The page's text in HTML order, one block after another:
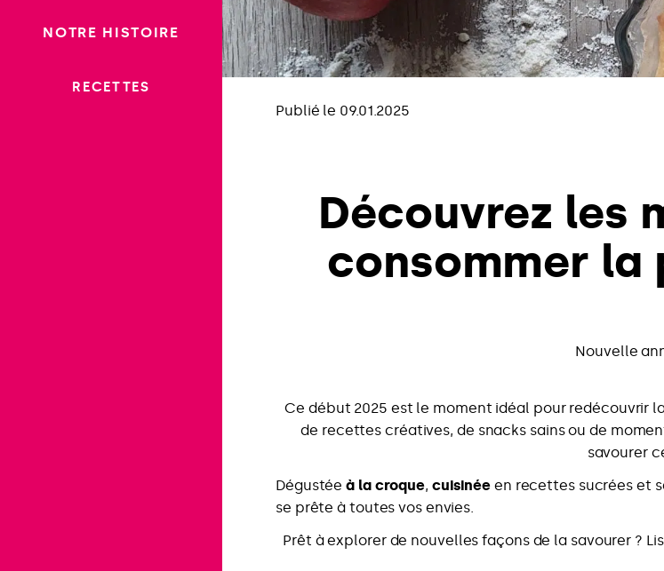
NOTRE HISTOIRE
RECETTES
Publié le 09.01.2025
Découvrez les
consommer la
Nouvelle
Ce début 2025 est le moment idéal pour redécouvrir
de recettes créatives, de snacks sains ou de
savourer
Dégustéeà la croque, cuisinée en recettes sucrées et
se prête à toutes vos envies.
Prêt à explorer de nouvelles façons de la savourer ?